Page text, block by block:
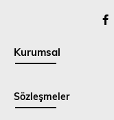
Kurumsal
Sözleşmeler